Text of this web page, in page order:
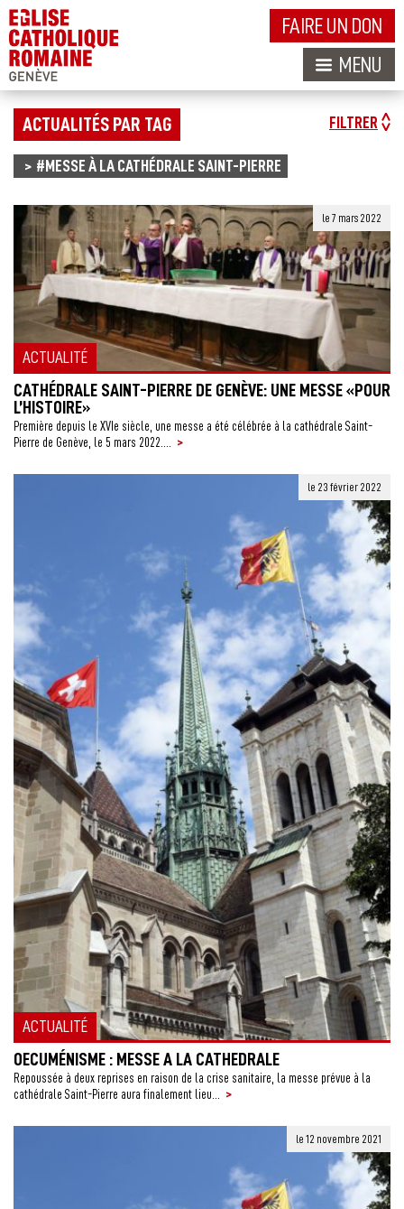
FAIRE UN DON
MENU
ACTUALITÉS PAR TAG
#MESSE À LA CATHÉDRALE SAINT-PIERRE
FILTRER
ACTUALITÉ
le 7 mars 2022
CATHÉDRALE SAINT-PIERRE DE GENÈVE: UNE MESSE «POUR
L’HISTOIRE»
Première depuis le XVIe siècle, une messe a été célébrée à la cathédrale Saint-
Pierre de Genève, le 5 mars 2022....
>
ACTUALITÉ
le 23 février 2022
OECUMÉNISME : MESSE A LA CATHEDRALE
Repoussée à deux reprises en raison de la crise sanitaire, la messe prévue à la
cathédrale Saint-Pierre aura finalement lieu...
>
le 12 novembre 2021